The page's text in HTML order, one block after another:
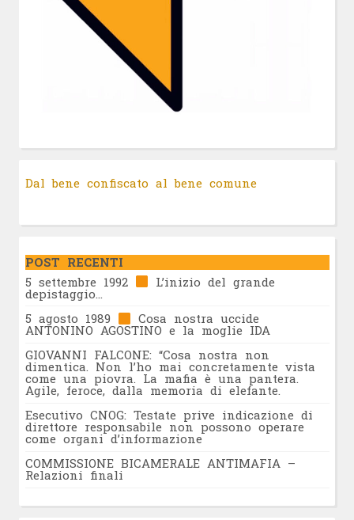
Dal bene confiscato al bene comune
POST RECENTI
5 settembre 1992
L’inizio del grande
depistaggio…
5 agosto 1989
Cosa nostra uccide
ANTONINO AGOSTINO e la moglie IDA
GIOVANNI FALCONE: “Cosa nostra non
dimentica. Non l’ho mai concretamente vista
come una piovra. La mafia è una pantera.
Agile, feroce, dalla memoria di elefante.
Esecutivo CNOG: Testate prive indicazione di
direttore responsabile non possono operare
come organi d’informazione
COMMISSIONE BICAMERALE ANTIMAFIA –
Relazioni finali